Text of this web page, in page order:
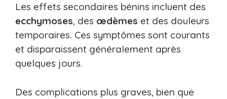
Les effets secondaires bénins incluent des
ecchymoses, des œdèmes et des douleurs
temporaires. Ces symptômes sont courants
et disparaissent généralement après
quelques jours.
Des complications plus graves, bien que